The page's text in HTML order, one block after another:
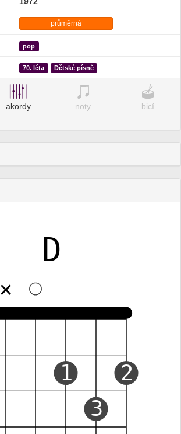
průměrná
pop
70. léta Dětské písně
akordy noty bicí
D
✕
1
3
2